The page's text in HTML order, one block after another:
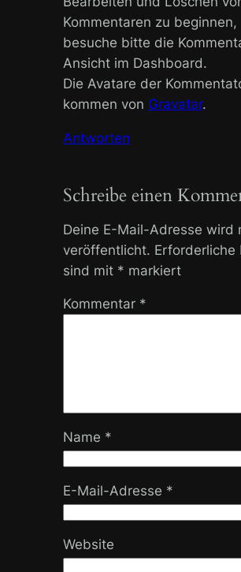
Kommentaren zu beginnen,
besuche bitte die
Ansicht im Dashboard.
Die Avatare der
kommen von Gravatar.
Antworten
Schreibe einen
Deine E-Mail-Adresse wird
veröffentlicht. Erforderliche
sind mit * markiert
Kommentar *
Name *
E-Mail-Adresse *
Website